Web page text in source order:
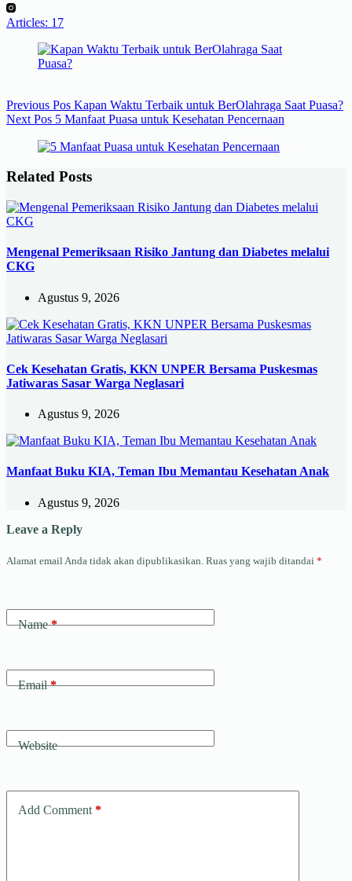
Articles: 17
Previous Pos Kapan Waktu Terbaik untuk BerOlahraga Saat Puasa?
Next Pos 5 Manfaat Puasa untuk Kesehatan Pencernaan
Related Posts
Mengenal Pemeriksaan Risiko Jantung dan Diabetes melalui
CKG
Agustus 9, 2026
Cek Kesehatan Gratis, KKN UNPER Bersama Puskesmas
Jatiwaras Sasar Warga Neglasari
Agustus 9, 2026
Manfaat Buku KIA, Teman Ibu Memantau Kesehatan Anak
Agustus 9, 2026
Leave a Reply
Alamat email Anda tidak akan dipublikasikan. Ruas yang wajib ditandai *
Name*
Email*
Website
Add Comment *